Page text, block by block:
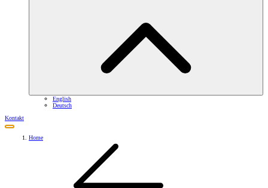
English
Deutsch
Kontakt
Home